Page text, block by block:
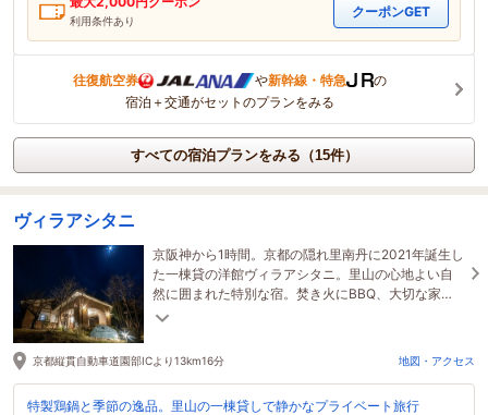
利用条件あり
クーポンGET
往復航空券 や新幹線・特急
の
宿泊＋交通がセットのプランをみる
すべての宿泊プランをみる（15件）
ヴィラアシタニ
京阪神から1時間。京都の隠れ里南丹に2021年誕生し
た一棟貸の洋館ヴィラアシタニ。里山の心地よい自
然に囲まれた特別な宿。焚き火にBBQ、大切な家族
のアニバーサリーに。wifi完備、お子様連れ歓迎。
京都縦貫自動車道園部ICより13km16分 地図・アクセス
特製鶏鍋と季節の逸品。里山の一棟貸しで静かなプライベート旅行